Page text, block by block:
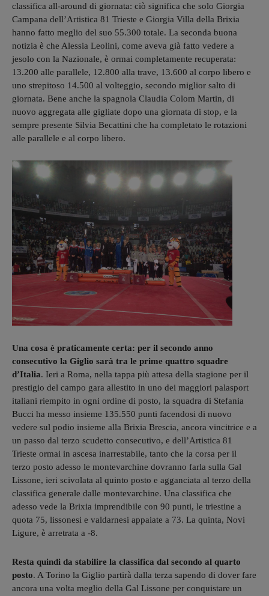
classifica all-around di giornata: ciò significa che solo Giorgia
Campana dell’Artistica 81 Trieste e Giorgia Villa della Brixia
hanno fatto meglio del suo 55.300 totale. La seconda buona
notizia è che Alessia Leolini, come aveva già fatto vedere a
jesolo con la Nazionale, è ormai completamente recuperata:
13.200 alle parallele, 12.800 alla trave, 13.600 al corpo libero e
uno strepitoso 14.500 al volteggio, secondo miglior salto di
giornata. Bene anche la spagnola Claudia Colom Martin, di
nuovo aggregata alle gigliate dopo una giornata di stop, e la
sempre presente Silvia Becattini che ha completato le rotazioni
alle parallele e al corpo libero.
Una cosa è praticamente certa: per il secondo anno
consecutivo la Giglio sarà tra le prime quattro squadre
d’Italia. Ieri a Roma, nella tappa più attesa della stagione per il
prestigio del campo gara allestito in uno dei maggiori palasport
italiani riempito in ogni ordine di posto, la squadra di Stefania
Bucci ha messo insieme 135.550 punti facendosi di nuovo
vedere sul podio insieme alla Brixia Brescia, ancora vincitrice e a
un passo dal terzo scudetto consecutivo, e dell’Artistica 81
Trieste ormai in ascesa inarrestabile, tanto che la corsa per il
terzo posto adesso le montevarchine dovranno farla sulla Gal
Lissone, ieri scivolata al quinto posto e agganciata al terzo della
classifica generale dalle montevarchine. Una classifica che
adesso vede la Brixia imprendibile con 90 punti, le triestine a
quota 75, lissonesi e valdarnesi appaiate a 73. La quinta, Novi
Ligure, è arretrata a -8.
Resta quindi da stabilire la classifica dal secondo al quarto
posto. A Torino la Giglio partirà dalla terza sapendo di dover fare
ancora una volta meglio della Gal Lissone per conquistare un